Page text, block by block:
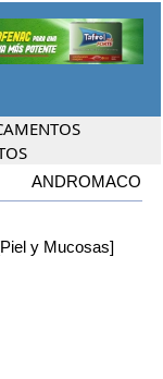
ANDROMACO
y Mucosas]